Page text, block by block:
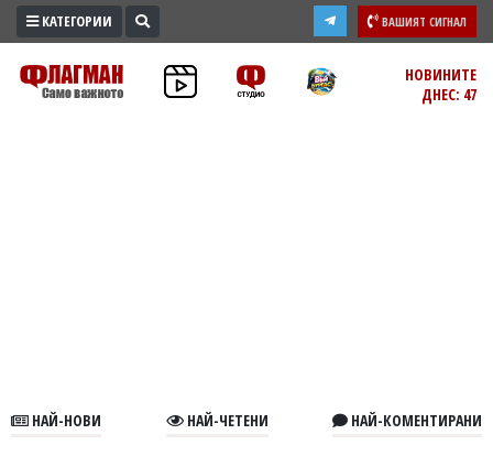
ПРОМО
ЗОНА
КАТЕГОРИИ ВАШИЯТ СИГНАЛ
НОВИНИТЕ
ДНЕС: 47
НАЙ-НОВИ НАЙ-ЧЕТЕНИ НАЙ-КОМЕНТИРАНИ